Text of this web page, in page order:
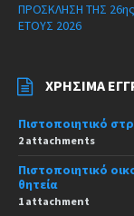
ΠΡΟΣΚΛΗΣΗ ΤΗΣ
ΕΤΟΥΣ 2026
ΧΡΉΣΙΜΑ
Πιστοποιητικό
2 attachments
Πιστοποιητικό
θητεία
1 attachment